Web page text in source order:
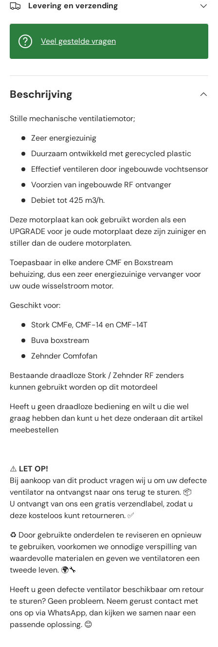
Levering en verzending
Veel gestelde vragen
Beschrijving
Stille mechanische ventilatiemotor;
Zeer energiezuinig
Duurzaam ontwikkeld met gerecycled plastic
Effectief ventileren door ingebouwde vochtsensor
Voorzien van ingebouwde RF ontvanger
Debiet tot 425 m3/h.
Deze motorplaat kan ook gebruikt worden als een
UPGRADE voor je oude motorplaat deze zijn zuiniger en
stiller dan de oudere motorplaten.
Toepasbaar in elke andere CMF en Boxstream
behuizing, dus een zeer energiezuinige vervanger voor
uw oude wisselstroom motor.
Geschikt voor:
Stork CMFe, CMF-14 en CMF-14T
Buva boxstream
Zehnder Comfofan
Bestaande draadloze Stork / Zehnder RF zenders
kunnen gebruikt worden op dit motordeel
Heeft u geen draadloze bediening en wilt u die wel
graag hebben dan kunt u het deze onderaan dit artikel
meebestellen
⚠️ LET OP!
Bij aankoop van dit product vragen wij u om uw defecte
ventilator na ontvangst naar ons terug te sturen. 📦
U ontvangt van ons een gratis verzendlabel, zodat u
deze kosteloos kunt retourneren. ✅
♻️ Door gebruikte onderdelen te reviseren en opnieuw
te gebruiken, voorkomen we onnodige verspilling van
waardevolle materialen en geven we ventilatoren een
tweede leven. 🌍🔧
Heeft u geen defecte ventilator beschikbaar om retour
te sturen? Geen probleem. Neem gerust contact met
ons op via WhatsApp, dan kijken we samen naar een
passende oplossing. 😊